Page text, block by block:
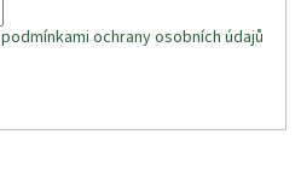
podmínkami ochrany osobních údajů